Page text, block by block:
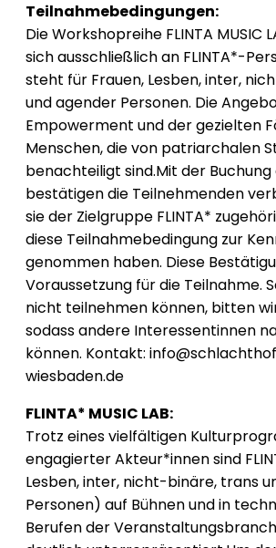
Teilnahmebedingungen:
Die Workshopreihe FLINTA MUSIC
sich ausschließlich an FLINTA*-
steht für Frauen, Lesben, inter,
und agender Personen. Die
Empowerment und der gezielten
Menschen, die von patriarchalen
benachteiligt sind.Mit der
bestätigen die Teilnehmenden
sie der Zielgruppe FLINTA*
diese Teilnahmebedingung zur
genommen haben. Diese
Voraussetzung für die Teilnahme.
nicht teilnehmen können, bitten
sodass andere Interessentinnen
können. Kontakt:
wiesbaden.de
FLINTA* MUSIC LAB:
Trotz eines vielfältigen
engagierter Akteur*innen sind
Lesben, inter, nicht-binäre, trans
Personen) auf Bühnen und in
Berufen der